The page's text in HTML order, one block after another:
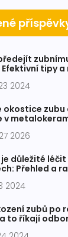
tipy a
2024
okostice zubu
v
2026
je důležité
Přehled a
2024
zubů po
to říkají